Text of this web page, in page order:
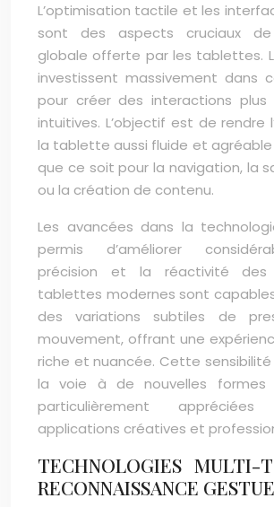
L’optimisation tactile et les
sont des aspects cruciaux de
globale offerte par les tablettes.
investissent massivement dans
pour créer des interactions plus
intuitives. L’objectif est de rendre
la tablette aussi fluide et agréable
que ce soit pour la navigation, la
ou la création de contenu.
Les avancées dans la
permis d’améliorer
précision et la réactivité des
tablettes modernes sont
des variations subtiles de
mouvement, offrant une
riche et nuancée. Cette
la voie à de nouvelles formes
particulièrement
applications créatives et
TECHNOLOGIES MULTI-
RECONNAISSANCE